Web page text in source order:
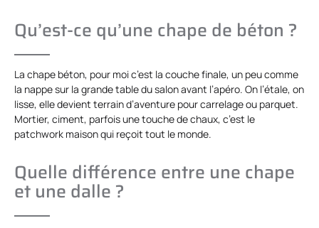
Qu’est-ce qu’une chape de béton ?
La chape béton, pour moi c’est la couche finale, un peu comme
la nappe sur la grande table du salon avant l’apéro. On l’étale, on
lisse, elle devient terrain d’aventure pour carrelage ou parquet.
Mortier, ciment, parfois une touche de chaux, c’est le
patchwork maison qui reçoit tout le monde.
Quelle différence entre une chape
et une dalle ?